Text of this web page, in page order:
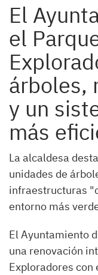
El
el
árboles,
y un
más
La alcaldesa
unidades de
infraestructuras
entorno más
El Ayuntamiento
una renovación
Exploradores